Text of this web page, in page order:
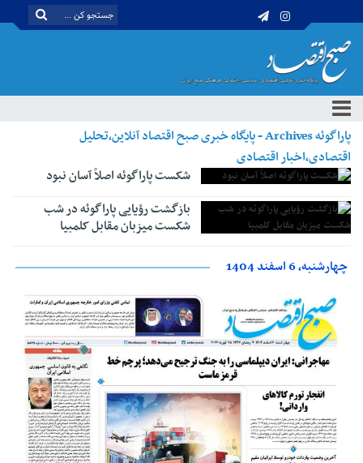
پاراگوئه Archives - پایگاه خبری صبح اقتصاد آنلاین،تحلیل
اقتصادی،اخبار اقتصادی
شکست پاراگوئه اصلاً آسان نبود
بازگشت رؤیایی پاراگوئه در شب
شکست میزبان مقابل کلمبیا
چهارشنبه، 6 اسفند 1404